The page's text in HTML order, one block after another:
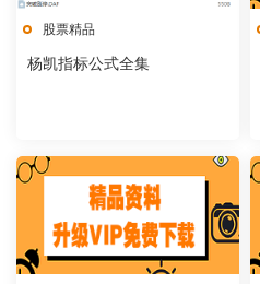
股票精品
杨凯指标公式全集